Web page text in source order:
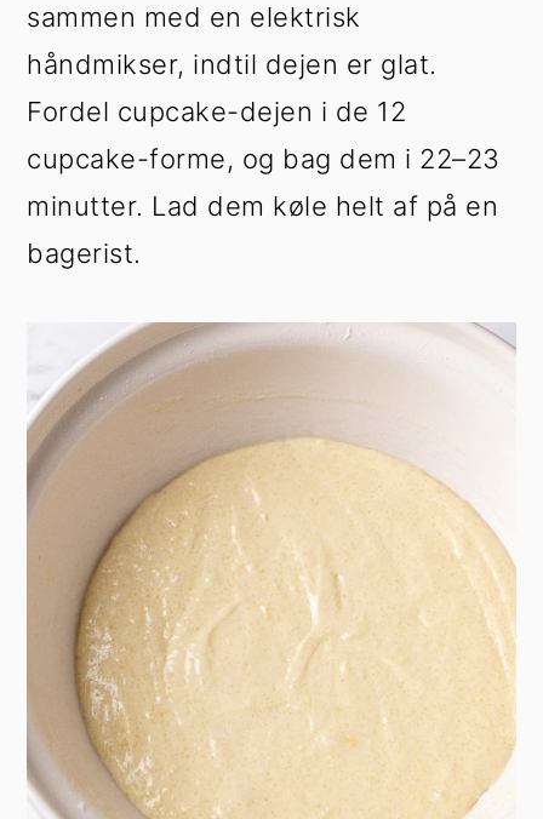
sammen med en elektrisk
håndmikser, indtil dejen er glat.
Fordel cupcake-dejen i de 12
cupcake-forme, og bag dem i 22–23
minutter. Lad dem køle helt af på en
bagerist.